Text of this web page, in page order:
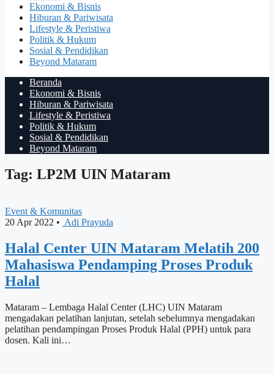
Ekonomi & Bisnis
Hiburan & Pariwisata
Lifestyle & Peristiwa
Politik & Hukum
Sosial & Pendidikan
Beyond Mataram
Beranda
Ekonomi & Bisnis
Hiburan & Pariwisata
Lifestyle & Peristiwa
Politik & Hukum
Sosial & Pendidikan
Beyond Mataram
Tag: LP2M UIN Mataram
Event & Komunitas
20 Apr 2022 • Adi Prayuda
Halal Center UIN Mataram Melatih 200
Mahasiswa Pendamping Proses Produk
Halal
Mataram – Lembaga Halal Center (LHC) UIN Mataram
mengadakan pelatihan lanjutan, setelah sebelumnya mengadakan
pelatihan pendampingan Proses Produk Halal (PPH) untuk para
dosen. Kali ini…